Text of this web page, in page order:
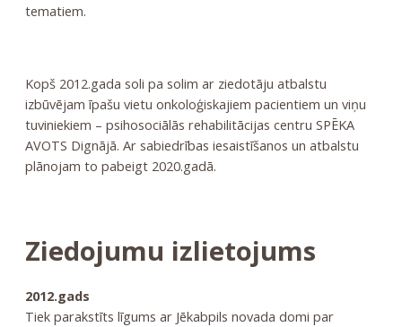
tematiem.
Kopš 2012.gada soli pa solim ar ziedotāju atbalstu
izbūvējam īpašu vietu onkoloģiskajiem pacientiem un viņu
tuviniekiem – psihosociālās rehabilitācijas centru SPĒKA
AVOTS Dignājā. Ar sabiedrības iesaistīšanos un atbalstu
plānojam to pabeigt 2020.gadā.
Ziedojumu izlietojums
2012.gads
Tiek parakstīts līgums ar Jēkabpils novada domi par